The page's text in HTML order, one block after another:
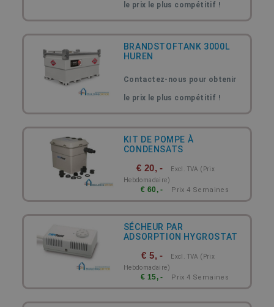
le prix le plus compétitif !
BRANDSTOFTANK 3000L
HUREN
Contactez-nous pour obtenir
le prix le plus compétitif !
KIT DE POMPE À
CONDENSATS
€ 20, -
Excl. TVA (prix
Hebdomadaire)
€ 60, - Prix 4 Semaines
SÉCHEUR PAR
ADSORPTION HYGROSTAT
€ 5, -
Excl. TVA (prix
Hebdomadaire)
€ 15, - Prix 4 Semaines